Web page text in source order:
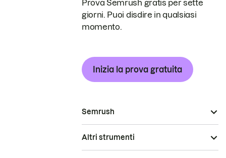
Prova Semrush gratis per sette
giorni. Puoi disdire in qualsiasi
momento.
Inizia la prova gratuita
Semrush
Altri strumenti